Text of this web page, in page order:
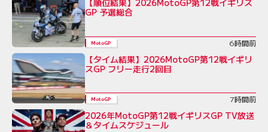
【順位結果】2026MotoGP第12戦イギリス
GP 予選総合
MotoGP 6時間前
【タイム結果】2026MotoGP第12戦イギリ
スGP フリー走行2回目
MotoGP 7時間前
2026年MotoGP第12戦イギリスGP TV放送
＆タイムスケジュール